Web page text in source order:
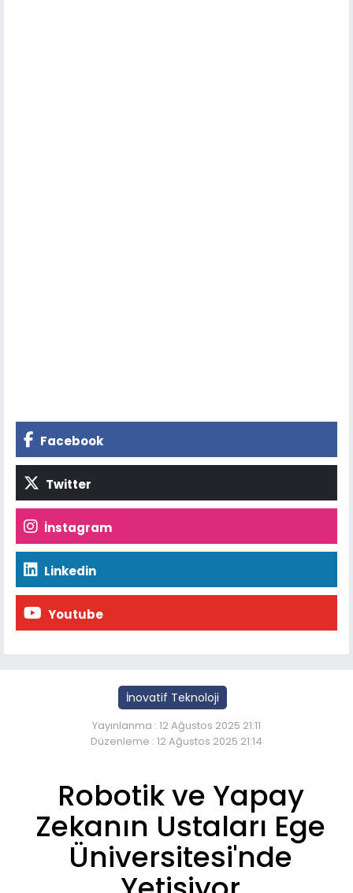
Facebook
Twitter
İnstagram
Linkedin
Youtube
İnovatif Teknoloji
Yayınlanma : 12 Ağustos 2025 21:11
Düzenleme : 12 Ağustos 2025 21:14
Robotik ve Yapay
Zekanın Ustaları Ege
Üniversitesi'nde